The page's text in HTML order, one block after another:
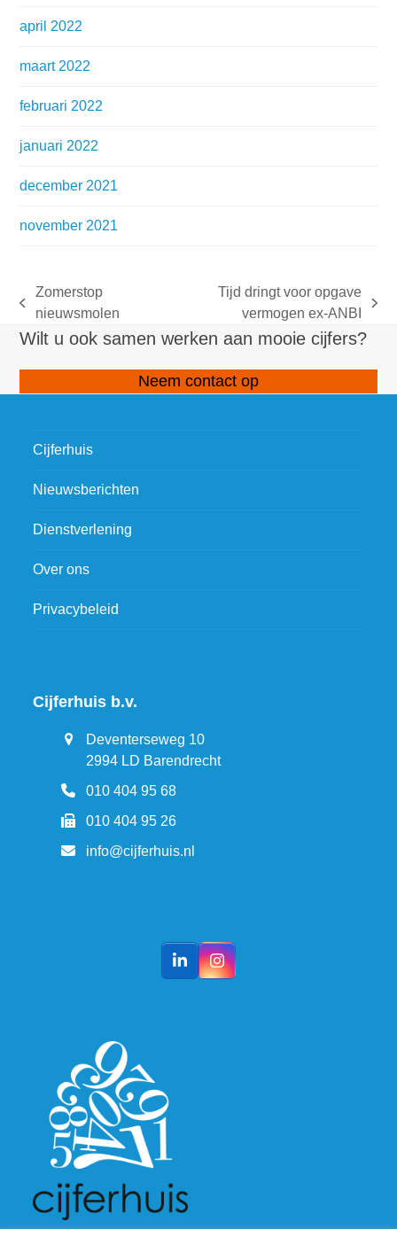
april 2022
maart 2022
februari 2022
januari 2022
december 2021
november 2021
previous
post:
Zomerstop
nieuwsmolen
post:
Tijd dringt voor opgave
vermogen ex-ANBI
Wilt u ook samen werken aan mooie cijfers?
Neem contact op
Cijferhuis
Nieuwsberichten
Dienstverlening
Over ons
Privacybeleid
Cijferhuis b.v.
Deventerseweg 10
2994 LD Barendrecht
010 404 95 68
010 404 95 26
info@cijferhuis.nl
LinkedInInstagram